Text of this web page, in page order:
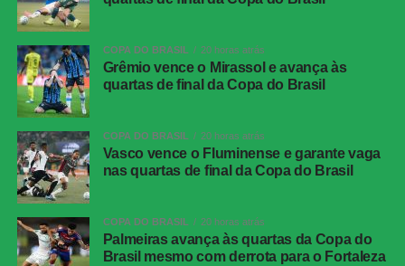
Arthur Cabral (Kadir)
Técnico
Franclim Carvalho
Vitória
Lucas Arcanjo; Jamerson, Cacá, Luan Cândido,
Ramon; Baralhas, Emmanuel Martínez
(Caique), Zé Vitor (Pochettino); Erick (Mateus
Técnico
Jair Ventura
COPA DO BRASIL 20 horas atrás
Grêmio vence o Mirassol e avança às
quartas de final da Copa do Brasil
COPA DO BRASIL 20 horas atrás
Vasco vence o Fluminense e garante vaga
nas quartas de final da Copa do Brasil
COPA DO BRASIL 20 horas atrás
Palmeiras avança às quartas da Copa do
Brasil mesmo com derrota para o Fortaleza